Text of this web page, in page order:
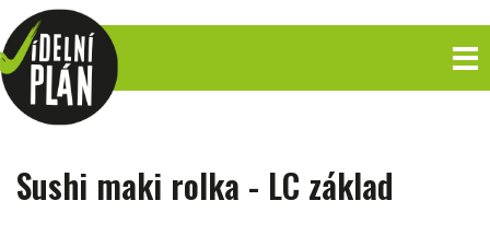
Sushi maki rolka - LC základ